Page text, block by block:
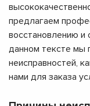
предлагаем
восстановлению и
данном тексте мы
неисправностей,
нами для заказа